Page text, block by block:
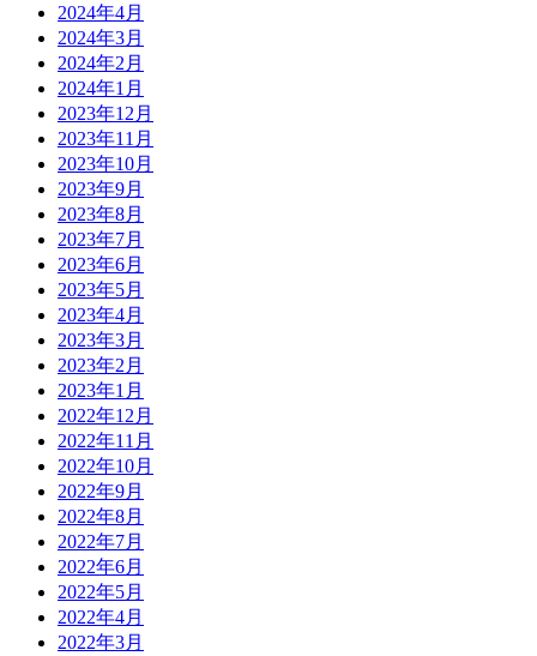
2024年4月
2024年3月
2024年2月
2024年1月
2023年12月
2023年11月
2023年10月
2023年9月
2023年8月
2023年7月
2023年6月
2023年5月
2023年4月
2023年3月
2023年2月
2023年1月
2022年12月
2022年11月
2022年10月
2022年9月
2022年8月
2022年7月
2022年6月
2022年5月
2022年4月
2022年3月